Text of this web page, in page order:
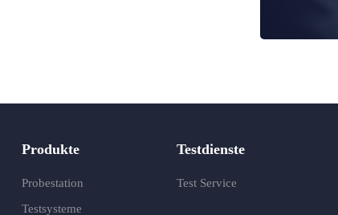
Produkte
Probestation
Testsysteme
Testdienste
Test Service